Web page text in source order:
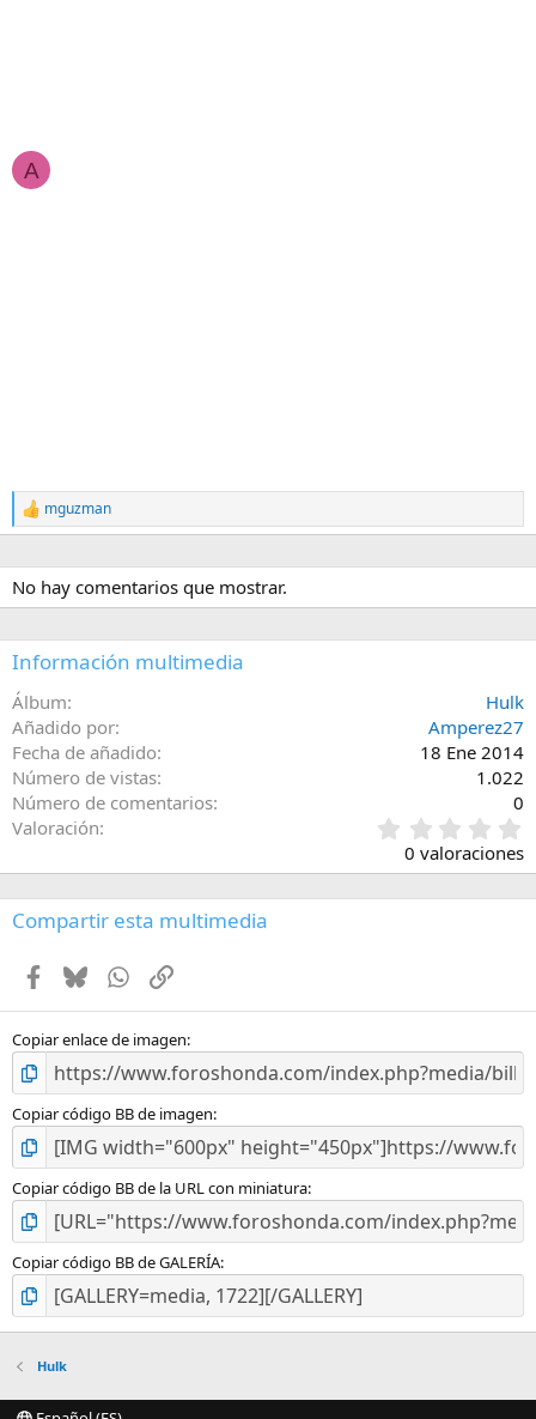
A
R
e
c
c
i
e
:
mguzman
No hay comentarios que mostrar.
Información multimedia
Álbum
Hulk
Añadido por
Amperez27
Fecha de añadido
18 Ene 2014
Número de vistas
1.022
Número de comentarios
0
Valoración
,
0
0
l
(
)
0 valoraciones
Compartir esta multimedia
Facebook
BlueskyWhatsApp
Enlace
Copiar enlace de imagen
Copiar código BB de imagen
Copiar código BB de la URL con miniatura
Copiar código BB de GALERÍA
Hulk